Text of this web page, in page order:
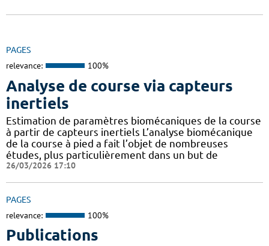
PAGES
relevance: 100%
Analyse de course via capteurs
inertiels
Estimation de paramètres biomécaniques de la course
à partir de capteurs inertiels L’analyse biomécanique
de la course à pied a fait l’objet de nombreuses
études, plus particulièrement dans un but de
26/03/2026 17:10
PAGES
relevance: 100%
Publications